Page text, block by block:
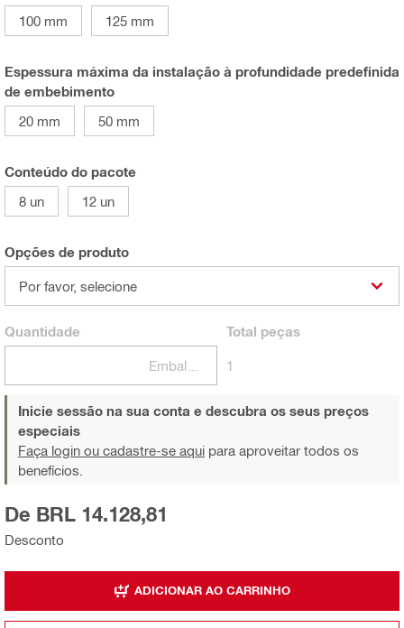
100 mm
125 mm
Espessura máxima da instalação à profundidade predefinida
de embebimento
20 mm
50 mm
Conteúdo do pacote
8 un
12 un
Opções de produto
Por favor, selecione
Quantidade Total peças
1
Inicie sessão na sua conta e descubra os seus preços
especiais
Faça login ou cadastre-se aqui para aproveitar todos os
benefícios.
Desconto
De BRL 14.128,81
ADICIONAR AO CARRINHO